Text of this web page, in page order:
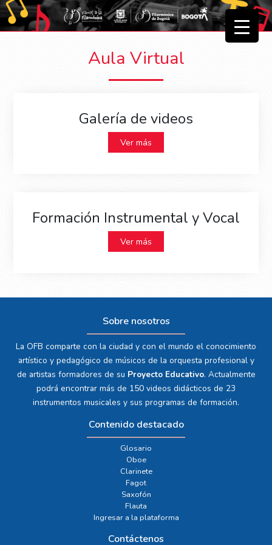
Aula Virtual
Galería de videos
Ver más
Formación Instrumental y Vocal
Ver más
Sobre nosotros
La OFB comparte con la ciudad y con el mundo el conocimiento
artístico y pedagógico de músicos de la orquesta profesional y
de artistas formadores de su Proyecto Educativo. Actualmente
podrá encontrar más de 150 videos didácticos de 23
instrumentos musicales y sus programas de formación.
Contenido destacado
Glosario
Oboe
Clarinete
Fagot
Saxofón
Flauta
Ingresar a la plataforma
Contáctenos